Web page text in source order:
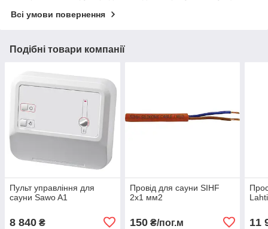
Всі умови повернення
Подібні товари компанії
Пульт управління для
сауни Sawo A1
8 840 ₴
Провід для сауни SIHF
2х1 мм2
150₴/пог.м 11